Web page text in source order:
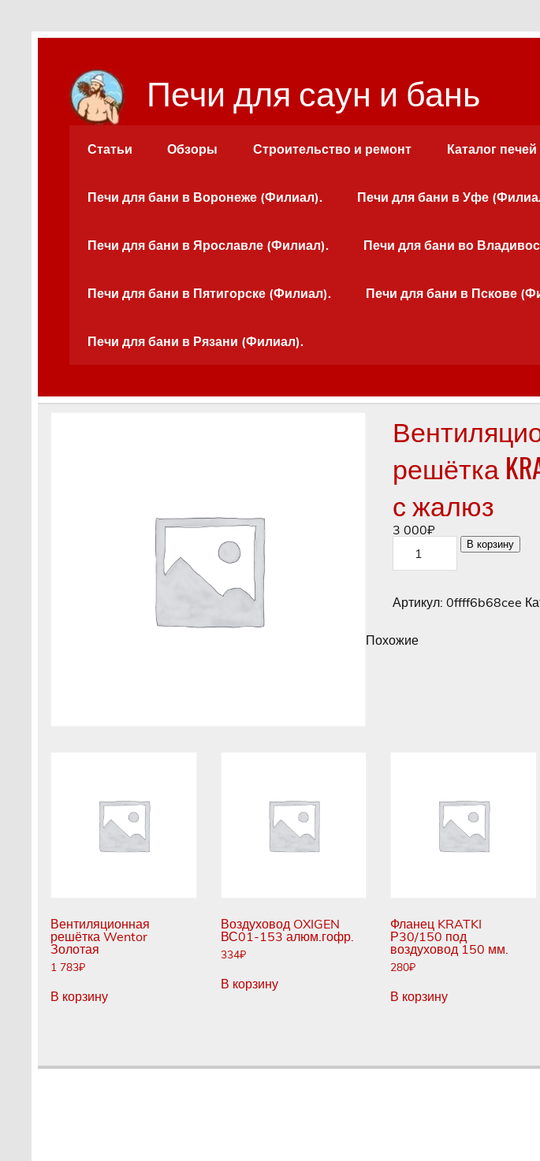
содержимому
Печи для саун и бань
Статьи Обзоры Строительство и ремонт Каталог печей
Печи для бани в Воронеже (Филиал). Печи для бани в Уфе
Печи для бани в Ярославле (Филиал). Печи для бани во
Печи для бани в Пятигорске (Филиал). Печи для бани в Пскове
Печи для бани в Рязани (Филиал).
решётка
с жалюз
3 000₽
Количество
товара
Вентиляционная
никелир.
В корзину
Артикул: 0ffff6b68cee
Похожие
Вентиляционная
решётка Wentor
Золотая
1 783₽
В корзину
Воздуховод OXIGEN
ВС01-153 алюм.гофр.
334₽
В корзину
Фланец KRATKI
Р30/150 под
воздуховод 150 мм.
280₽
В корзину